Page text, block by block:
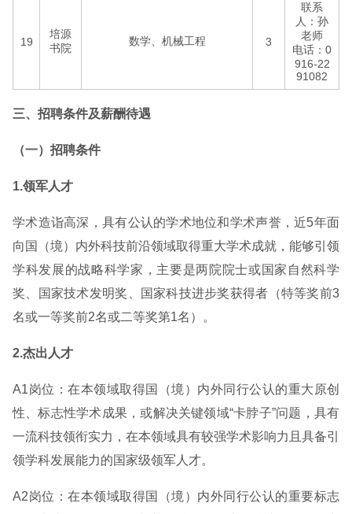
19
培源
书院
数学、机械工程 3
联系
人：孙
老师
电话：0
916-22
91082
三、招聘条件及薪酬待遇
（一）招聘条件
1.领军人才
学术造诣高深，具有公认的学术地位和学术声誉，近5年面
向国（境）内外科技前沿领域取得重大学术成就，能够引领
学科发展的战略科学家，主要是两院院士或国家自然科学
奖、国家技术发明奖、国家科技进步奖获得者（特等奖前3
名或一等奖前2名或二等奖第1名）。
2.杰出人才
A1岗位：在本领域取得国（境）内外同行公认的重大原创
性、标志性学术成果，或解决关键领域“卡脖子”问题，具有
一流科技领衔实力，在本领域具有较强学术影响力且具备引
领学科发展能力的国家级领军人才。
A2岗位：在本领域取得国（境）内外同行公认的重要标志